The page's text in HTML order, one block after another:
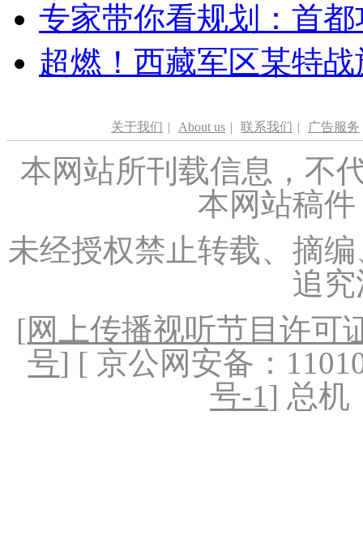
专家带你看规划：首
超燃！西藏军区某特
关于我们 | About us | 联系我们 | 广告服务
本网站所刊载信息，不
本网站稿
未经授权禁止转载、摘
追
[网上传播视听节目许可
号] [ 京公网安备：
号-1] 总机